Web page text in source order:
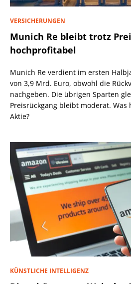
VERSICHERUNGEN
Munich Re bleibt trotz
hochprofitabel
Munich Re verdient im ersten
von 3,9 Mrd. Euro, obwohl die
nachgeben. Die übrigen Sparten
Preisrückgang bleibt moderat.
Aktie?
KÜNSTLICHE INTELLIGENZ